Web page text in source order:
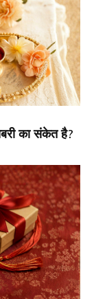
का संकेत है?